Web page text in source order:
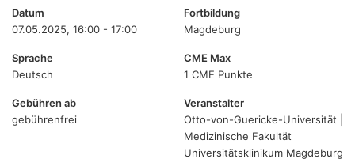
Datum
07.05.2025, 16:00 - 17:00
Fortbildung
Magdeburg
Sprache
Deutsch
CME Max
1 CME Punkte
Gebühren ab
gebührenfrei
Veranstalter
Otto-von-Guericke-Universität |
Medizinische Fakultät
Universitätsklinikum Magdeburg